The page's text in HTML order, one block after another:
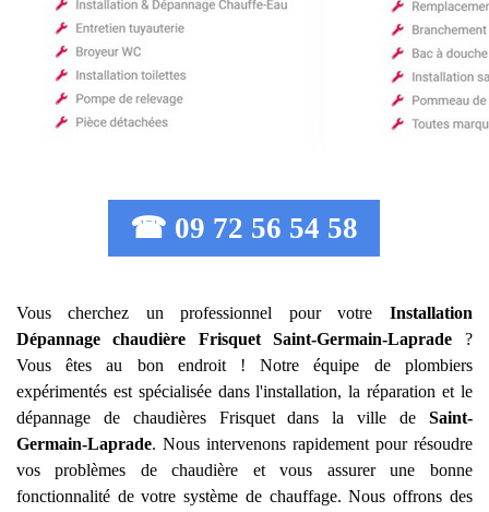
☎ 09 72 56 54 58
Vous cherchez un professionnel pour votre Installation
Dépannage chaudière Frisquet
Saint-Germain-Laprade ?
Vous êtes au bon endroit ! Notre équipe de plombiers
expérimentés est spécialisée dans l'installation, la réparation et le
dépannage de chaudières Frisquet dans la ville de Saint-
Germain-Laprade. Nous intervenons rapidement pour résoudre
vos problèmes de chaudière et vous assurer une bonne
fonctionnalité de votre système de chauffage. Nous offrons des